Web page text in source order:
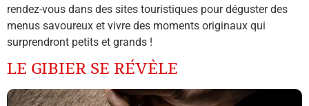
rendez-vous dans des sites touristiques pour déguster des
menus savoureux et vivre des moments originaux qui
surprendront petits et grands !
LE GIBIER SE RÉVÈLE